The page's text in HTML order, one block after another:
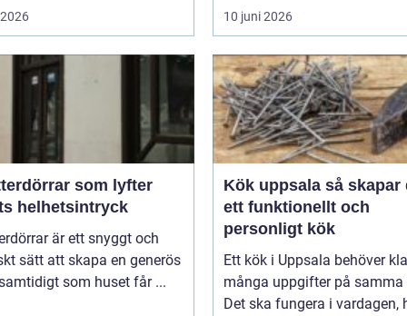
10 juni 2026
som lyfter
helhetsintryck
är ett snyggt och
sätt att skapa en generös
som huset får ...
Kök uppsala så skapar du
ett funktionellt och
personligt kök
Ett kök i Uppsala behöver
många uppgifter på samma
Det ska fungera i vardagen,